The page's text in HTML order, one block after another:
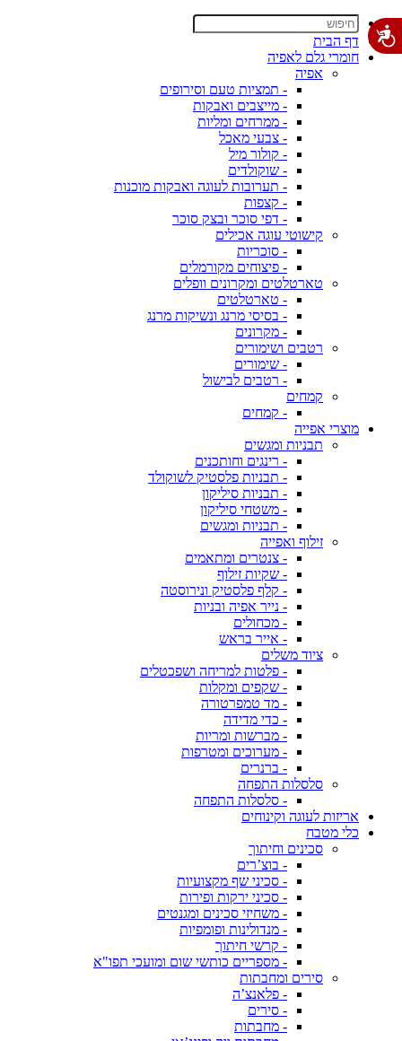
דף הבית
חומרי גלם לאפיה
אפיה
- תמציות טעם וסירופים
- מייצבים ואבקות
- ממרחים ומליות
- צבעי מאכל
- קולור מיל
- שוקולדים
- תערובות לעוגה ואבקות מוכנות
- קצפות
- דפי סוכר ובצק סוכר
קישוטי עוגה אכילים
- סוכריות
- פיצוחים מקורמלים
טארטלטים ומקרונים וופלים
- טארטלטים
- בסיסי מרנג ונשיקות מרנג
- מקרונים
רטבים ושימורים
- שימורים
- רטבים לבישול
קמחים
- קמחים
מוצרי אפייה
תבניות ומגשים
- רינגים וחותכנים
- תבניות פלסטיק לשוקולד
- תבניות סיליקון
- משטחי סיליקון
- תבניות ומגשים
זילוף ואפייה
- צנטרים ומתאמים
- שקיות זילוף
- קלף פלסטיק ונירוסטה
- נייר אפיה ובניות
- מכחולים
- אייר בראש
ציוד משלים
- פלטות למריחה ושפכטלים
- שקפים ומקלות
- מד טמפרטורה
- כדי מדידה
- מברשות ומריות
- מערוכים ומטרפות
- ברנרים
סלסלות התפחה
- סלסלות התפחה
אריזות לעוגה וקינוחים
כלי מטבח
סכינים וחיתוך
- בוצ’רים
- סכיני שף מקצועיות
- סכיני ירקות ופירות
- משחיזי סכינים ומגנטים
- מנדולינות ופומפיות
- קרשי חיתוך
- מספריים כותשי שום ומועכי תפו"א
סירים ומחבתות
- פלאנצ’ה
- סירים
- מחבתות